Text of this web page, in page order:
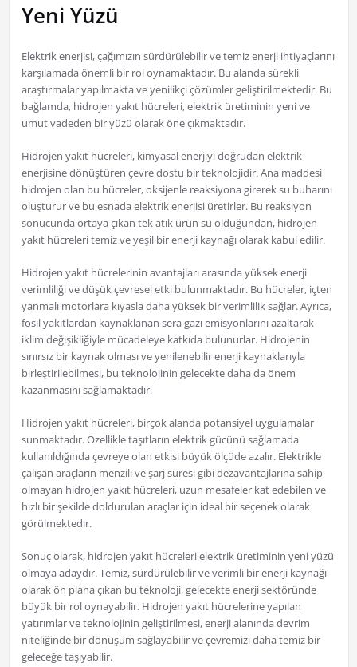
Yeni Yüzü
Elektrik enerjisi, çağımızın sürdürülebilir ve temiz enerji ihtiyaçlarını
karşılamada önemli bir rol oynamaktadır. Bu alanda sürekli
araştırmalar yapılmakta ve yenilikçi çözümler geliştirilmektedir. Bu
bağlamda, hidrojen yakıt hücreleri, elektrik üretiminin yeni ve
umut vadeden bir yüzü olarak öne çıkmaktadır.
Hidrojen yakıt hücreleri, kimyasal enerjiyi doğrudan elektrik
enerjisine dönüştüren çevre dostu bir teknolojidir. Ana maddesi
hidrojen olan bu hücreler, oksijenle reaksiyona girerek su buharını
oluşturur ve bu esnada elektrik enerjisi üretirler. Bu reaksiyon
sonucunda ortaya çıkan tek atık ürün su olduğundan, hidrojen
yakıt hücreleri temiz ve yeşil bir enerji kaynağı olarak kabul edilir.
Hidrojen yakıt hücrelerinin avantajları arasında yüksek enerji
verimliliği ve düşük çevresel etki bulunmaktadır. Bu hücreler, içten
yanmalı motorlara kıyasla daha yüksek bir verimlilik sağlar. Ayrıca,
fosil yakıtlardan kaynaklanan sera gazı emisyonlarını azaltarak
iklim değişikliğiyle mücadeleye katkıda bulunurlar. Hidrojenin
sınırsız bir kaynak olması ve yenilenebilir enerji kaynaklarıyla
birleştirilebilmesi, bu teknolojinin gelecekte daha da önem
kazanmasını sağlamaktadır.
Hidrojen yakıt hücreleri, birçok alanda potansiyel uygulamalar
sunmaktadır. Özellikle taşıtların elektrik gücünü sağlamada
kullanıldığında çevreye olan etkisi büyük ölçüde azalır. Elektrikle
çalışan araçların menzili ve şarj süresi gibi dezavantajlarına sahip
olmayan hidrojen yakıt hücreleri, uzun mesafeler kat edebilen ve
hızlı bir şekilde doldurulan araçlar için ideal bir seçenek olarak
görülmektedir.
Sonuç olarak, hidrojen yakıt hücreleri elektrik üretiminin yeni yüzü
olmaya adaydır. Temiz, sürdürülebilir ve verimli bir enerji kaynağı
olarak ön plana çıkan bu teknoloji, gelecekte enerji sektöründe
büyük bir rol oynayabilir. Hidrojen yakıt hücrelerine yapılan
yatırımlar ve teknolojinin geliştirilmesi, enerji alanında devrim
niteliğinde bir dönüşüm sağlayabilir ve çevremizi daha temiz bir
geleceğe taşıyabilir.